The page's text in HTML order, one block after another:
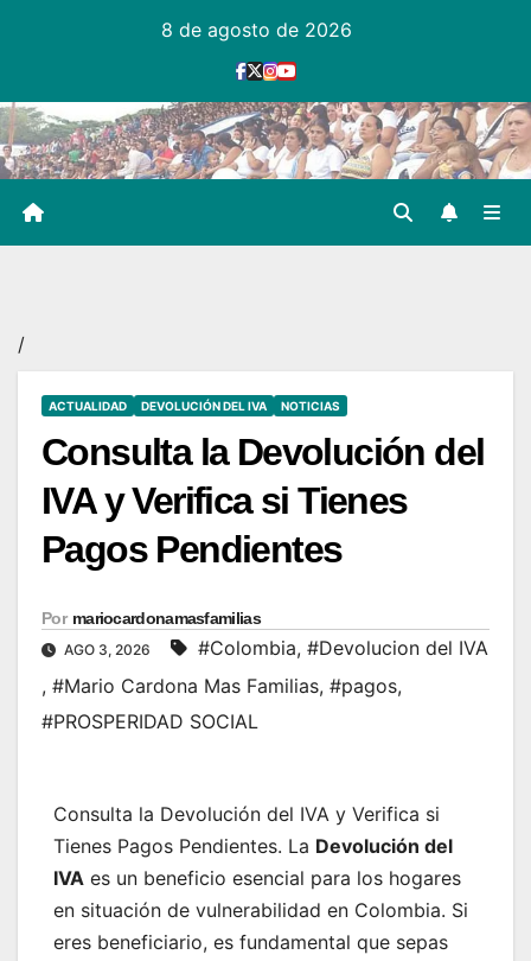
8 de agosto de 2026
/
ACTUALIDAD DEVOLUCIÓN DEL IVA NOTICIAS
Consulta la Devolución del
IVA y Verifica si Tienes
Pagos Pendientes
Por mariocardonamasfamilias
AGO 3, 2026 #Colombia, #Devolucion del IVA
, #Mario Cardona Mas Familias, #pagos,
#PROSPERIDAD SOCIAL
Consulta la Devolución del IVA y Verifica si
Tienes Pagos Pendientes. La Devolución del
IVA es un beneficio esencial para los hogares
en situación de vulnerabilidad en Colombia. Si
eres beneficiario, es fundamental que sepas